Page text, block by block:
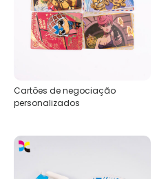
Cartões de negociação
personalizados